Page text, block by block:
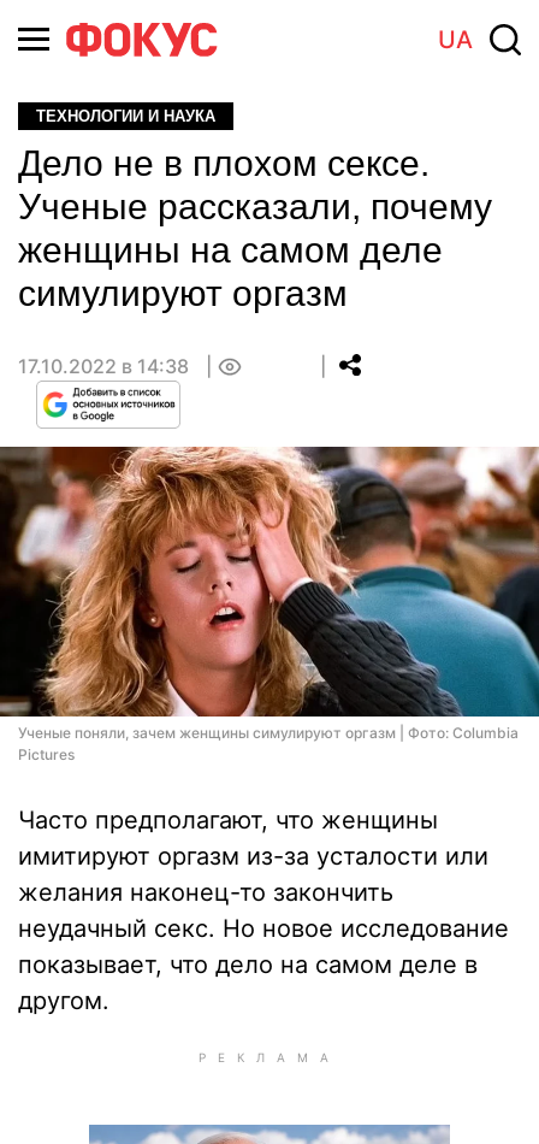
UA
ТЕХНОЛОГИИ И НАУКА
Дело не в плохом сексе.
Ученые рассказали, почему
женщины на самом деле
симулируют оргазм
17.10.2022 в 14:38
Ученые поняли, зачем женщины симулируют оргазм | Фото: Columbia
Pictures
Часто предполагают, что женщины
имитируют оргазм из-за усталости или
желания наконец-то закончить
неудачный секс. Но новое исследование
показывает, что дело на самом деле в
другом.